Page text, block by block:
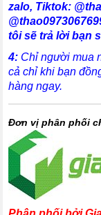
zalo, Tiktok:
tôi sẽ trả lời bạn
4: Chỉ người mua
cả chỉ khi bạn
hàng ngay.
Đơn vị phân phối